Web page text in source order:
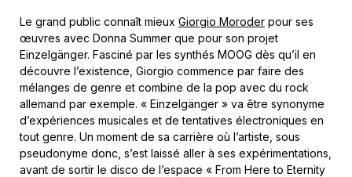
Le grand public connaît mieux Giorgio Moroder pour ses
œuvres avec Donna Summer que pour son projet
Einzelgänger. Fasciné par les synthés MOOG dès qu’il en
découvre l’existence, Giorgio commence par faire des
mélanges de genre et combine de la pop avec du rock
allemand par exemple. « Einzelgänger » va être synonyme
d’expériences musicales et de tentatives électroniques en
tout genre. Un moment de sa carrière où l’artiste, sous
pseudonyme donc, s’est laissé aller à ses expérimentations,
avant de sortir le disco de l’espace « From Here to Eternity